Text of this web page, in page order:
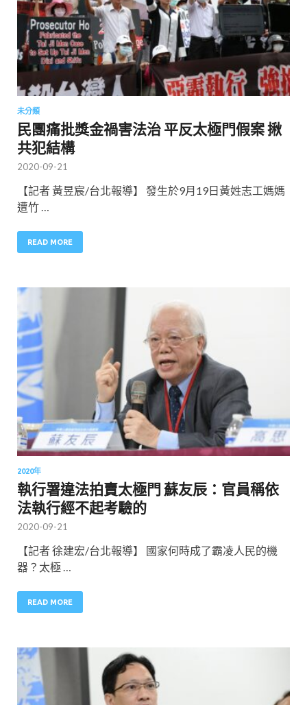
未分類
民團痛批獎金禍害法治 平反太極門假案 揪
共犯結構
2020-09-21
【記者 黃昱宸/台北報導】 發生於9月19日黃姓志工媽媽
遭竹 …
READ MORE
2020年
執行署違法拍賣太極門 蘇友辰：官員稱依
法執行經不起考驗的
2020-09-21
【記者 徐建宏/台北報導】 國家何時成了霸凌人民的機
器？太極 …
READ MORE